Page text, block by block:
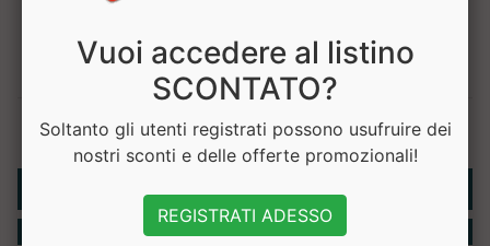
Rubriche
Integratori
Vuoi accedere al listino
SCONTATO?
Soltanto gli utenti registrati possono usufruire dei
nostri sconti e delle offerte promozionali!
REGISTRATI ADESSO